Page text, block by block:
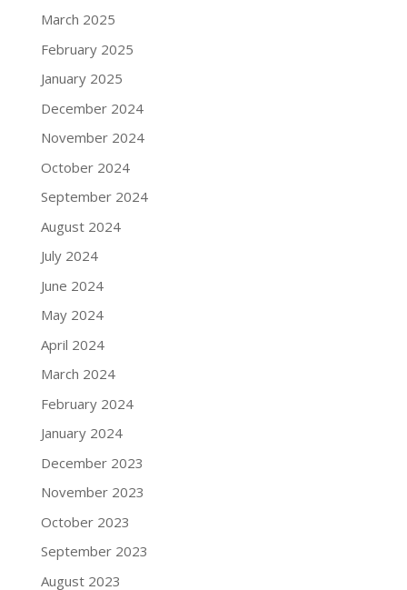
March 2025
February 2025
January 2025
December 2024
November 2024
October 2024
September 2024
August 2024
July 2024
June 2024
May 2024
April 2024
March 2024
February 2024
January 2024
December 2023
November 2023
October 2023
September 2023
August 2023